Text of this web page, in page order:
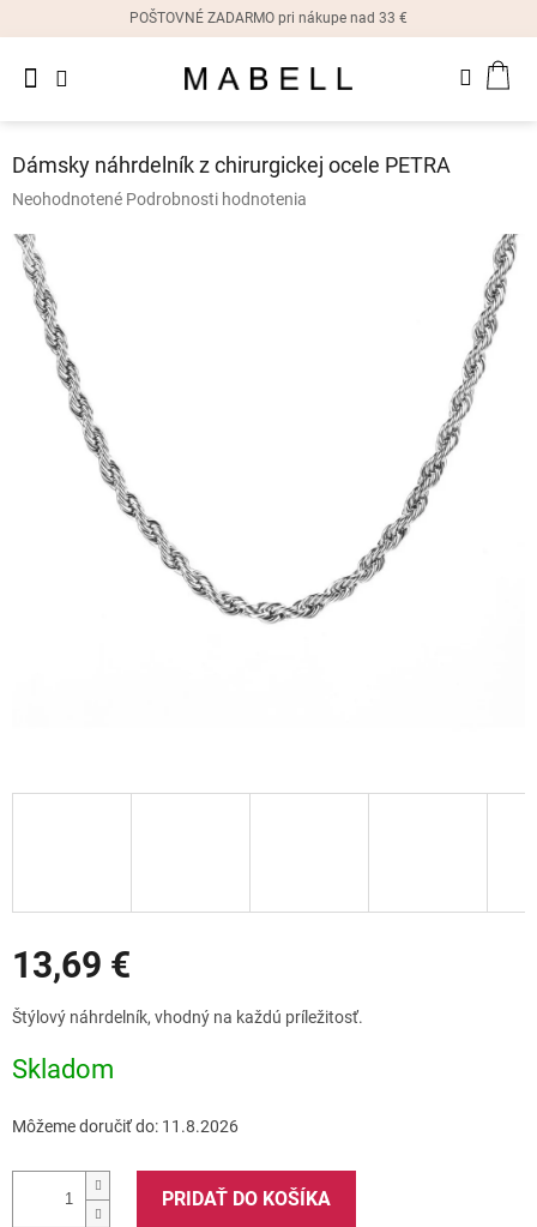
POŠTOVNÉ ZADARMO pri nákupe nad 33 €
Dámske
náušnice
Dámske
náramky
Dámske
náhrdelníky
Dámske
Dámsky náhrdelník z chirurgickej ocele PETRA
Priemerné
produktu
je
0,0
hviezdičiek.
Neohodnotené Podrobnosti hodnotenia
13,69 €
Jednotková
cena:
Štýlový náhrdelník, vhodný na každú príležitosť.
Skladom
Môžeme doručiť do: 11.8.2026
PRIDAŤ DO KOŠÍKA